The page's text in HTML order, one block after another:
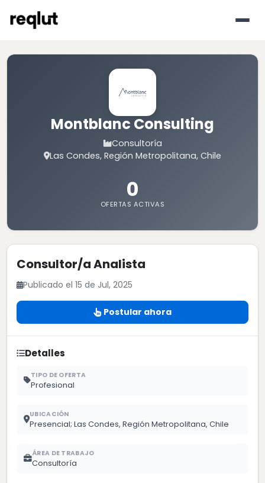
Montblanc Consulting
Consultoría
Las Condes, Región Metropolitana, Chile
0
OFERTAS ACTIVAS
Consultor/a Analista
Publicado el 15 de Jul, 2025
Postular ahora
Detalles
TIPO DE OFERTA
Profesional
UBICACIÓN
Presencial; Las Condes, Región Metropolitana, Chile
ÁREA DE TRABAJO
Consultoría